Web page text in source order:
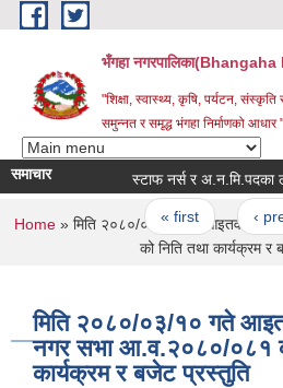
Skip to main content
भँगहा
"शिक्षा, स्वास्थ्य, कृषि, पर्यटन, संस्कृति र
समुन्नत र समृद्ध भंगहा निर्माणको आधार "
समाचार स्टाफ नर्स र अ.न.मि.पदका
Pages
« first ‹
You are here
Home » मिति २०८०/०३/१० गते आइतवारको
को निति तथा कार्यक्रम र
मिति २०८०/०३/१० गते
नगर सभा आ.व.२०८०/०८१
कार्यक्रम र बजेट प्रस्तुति